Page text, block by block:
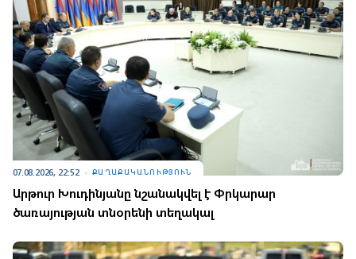
07.08.2026, 22:52 ՔԱՂԱՔԱԿԱՆՈՒԹՅՈՒՆ
Արթուր Խուդինյանը նշանակվել է Փրկարար
ծառայության տնօրենի տեղակալ